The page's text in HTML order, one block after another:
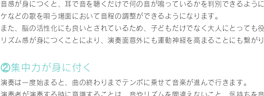
音感が身につくと、耳で音を聴くだけで何の音が鳴っているかを判別できるよう
ケなどの歌を唄う場面において音程の調整ができるようになります。
また、脳の活性化にも良いとされているため、子どもだけでなく大人にとっても役
リズム感が身につくことにより、演奏面意外にも運動神経を高まることにも繋が
②集中力が身に付く
演奏は一度始まると、曲の終わりまでテンポに乗せて音楽が進んで行きます。
演奏者が演奏する時に意識することは、音やリズムを間違えないこと、気持ちを